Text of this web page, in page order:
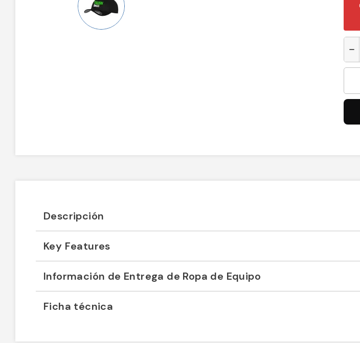
remove
Descripción
Key Features
Información de Entrega de Ropa de Equipo
Ficha técnica